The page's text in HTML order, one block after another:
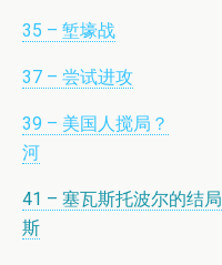
35 – 堑壕战
37 – 尝试进攻
39 – 美国人搅局？
河
41 – 塞瓦斯托波尔的结局
斯